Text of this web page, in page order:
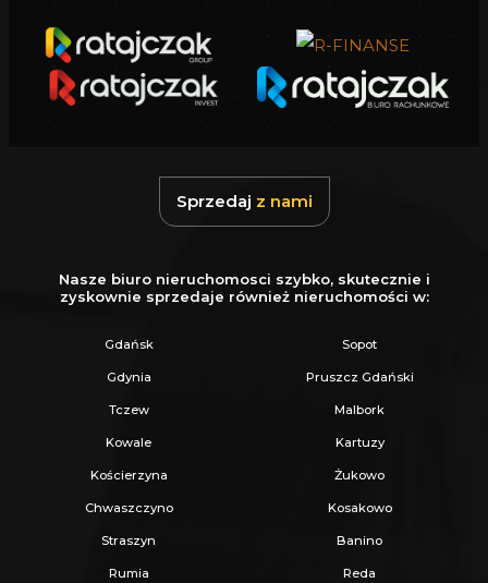
Mieszkania zostały starannie zaprojektowane,
aby zapewnić maksymalny komfort i
funkcjonalność. Każdy lokal będzie idealnie
rozwiązania architektoniczne.
kondygnacja podziemna, w której
postojowymi dla samochodów osobowych
oraz komórki lokatorskie, co zapewni
mieszkańcom wygodę i bezpieczeństwo.
Lokalizacja budynku jest niezwykle atrakcyjna -
znajduje się w samym sercu Rumii,
dynamicznie rozwijającego się miasta, które
oferuje doskonałe połączenia komunikacyjne.
Sprzedaj z nami
Nasze biuro nieruchomosci szybko, skutecznie i
zyskownie sprzedaje również nieruchomości w:
Gdańsk Sopot
Gdynia Pruszcz Gdański
Tczew Malbork
Kowale Kartuzy
Kościerzyna Żukowo
Chwaszczyno Kosakowo
Straszyn Banino
Rumia Reda